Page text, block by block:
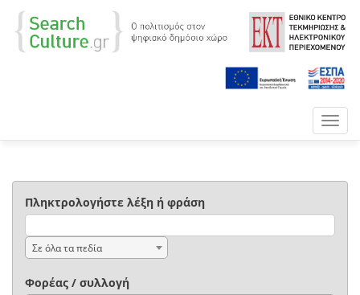
Πληκτρολογήστε λέξη ή φράση
Σε όλα τα πεδία
Φορέας / συλλογή